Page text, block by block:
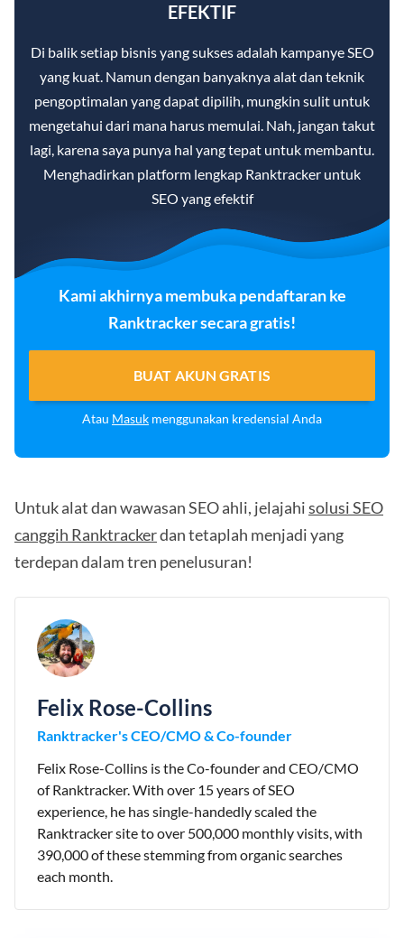
EFEKTIF
Di balik setiap bisnis yang sukses adalah kampanye SEO
yang kuat. Namun dengan banyaknya alat dan teknik
pengoptimalan yang dapat dipilih, mungkin sulit untuk
mengetahui dari mana harus memulai. Nah, jangan takut
lagi, karena saya punya hal yang tepat untuk membantu.
Menghadirkan platform lengkap Ranktracker untuk
SEO yang efektif
Kami akhirnya membuka pendaftaran ke
Ranktracker secara gratis!
BUAT AKUN GRATIS
Atau Masuk menggunakan kredensial Anda
Untuk alat dan wawasan SEO ahli, jelajahisolusi SEO
canggih Ranktrackerdan tetaplah menjadi yang
terdepan dalam tren penelusuran!
Felix Rose-Collins
Ranktracker's CEO/CMO & Co-founder
Felix Rose-Collins is the Co-founder and CEO/CMO
of Ranktracker. With over 15 years of SEO
experience, he has single-handedly scaled the
Ranktracker site to over 500,000 monthly visits, with
390,000 of these stemming from organic searches
each month.